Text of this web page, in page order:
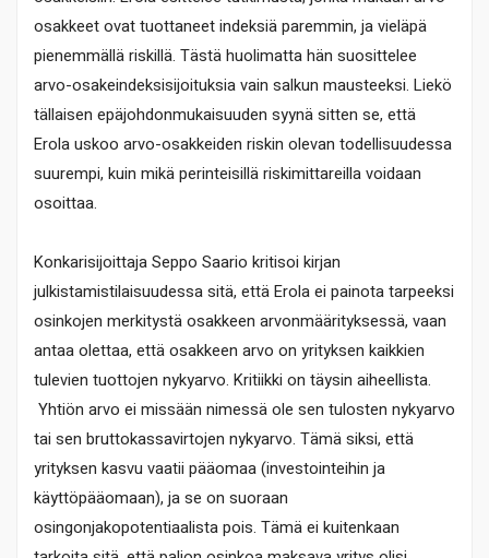
osakkeet ovat tuottaneet indeksiä paremmin, ja vieläpä
pienemmällä riskillä. Tästä huolimatta hän suosittelee
arvo-osakeindeksisijoituksia vain salkun mausteeksi. Liekö
tällaisen epäjohdonmukaisuuden syynä sitten se, että
Erola uskoo arvo-osakkeiden riskin olevan todellisuudessa
suurempi, kuin mikä perinteisillä riskimittareilla voidaan
osoittaa.
Konkarisijoittaja Seppo Saario kritisoi kirjan
julkistamistilaisuudessa sitä, että Erola ei painota tarpeeksi
osinkojen merkitystä osakkeen arvonmäärityksessä, vaan
antaa olettaa, että osakkeen arvo on yrityksen kaikkien
tulevien tuottojen nykyarvo. Kritiikki on täysin aiheellista.
Yhtiön arvo ei missään nimessä ole sen tulosten nykyarvo
tai sen bruttokassavirtojen nykyarvo. Tämä siksi, että
yrityksen kasvu vaatii pääomaa (investointeihin ja
käyttöpääomaan), ja se on suoraan
osingonjakopotentiaalista pois. Tämä ei kuitenkaan